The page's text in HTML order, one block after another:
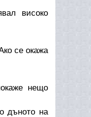
високо
се окажа
нещо
дъното на